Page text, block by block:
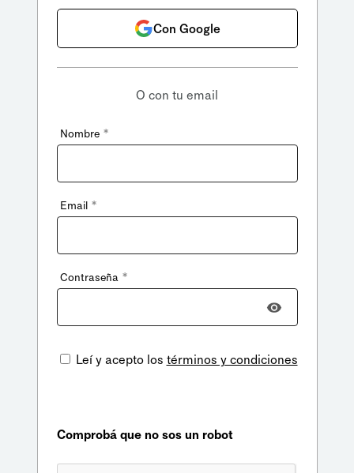
Con Google
O con tu email
Nombre *
Email *
Contraseña *
Leí y acepto los términos y condiciones
Comprobá que no sos un robot